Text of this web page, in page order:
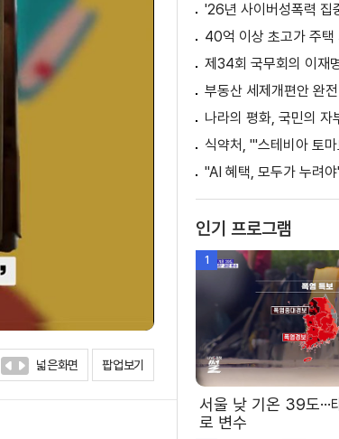
넓은화면 팝업보기
인기 프로그램
1
서울 낮 기온 39도
로 변수